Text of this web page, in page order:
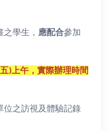
學生， 應配合參加
)上午，實際辦理時間
位之訪視及體驗記錄